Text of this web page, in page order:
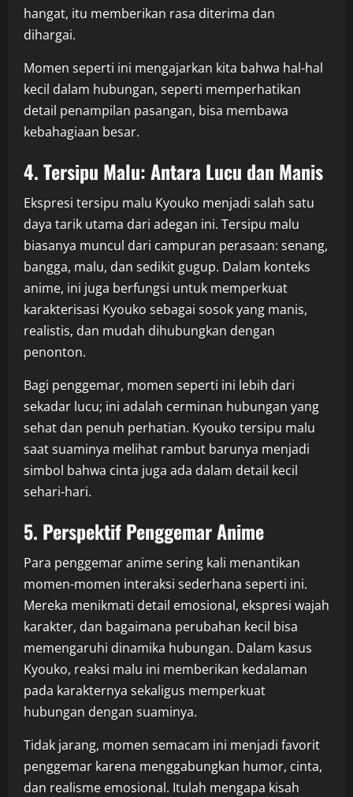
hangat, itu memberikan rasa diterima dan
dihargai.
Momen seperti ini mengajarkan kita bahwa hal-hal
kecil dalam hubungan, seperti memperhatikan
detail penampilan pasangan, bisa membawa
kebahagiaan besar.
4. Tersipu Malu: Antara Lucu dan Manis
Ekspresi tersipu malu Kyouko menjadi salah satu
daya tarik utama dari adegan ini. Tersipu malu
biasanya muncul dari campuran perasaan: senang,
bangga, malu, dan sedikit gugup. Dalam konteks
anime, ini juga berfungsi untuk memperkuat
karakterisasi Kyouko sebagai sosok yang manis,
realistis, dan mudah dihubungkan dengan
penonton.
Bagi penggemar, momen seperti ini lebih dari
sekadar lucu; ini adalah cerminan hubungan yang
sehat dan penuh perhatian. Kyouko tersipu malu
saat suaminya melihat rambut barunya menjadi
simbol bahwa cinta juga ada dalam detail kecil
sehari-hari.
5. Perspektif Penggemar Anime
Para penggemar anime sering kali menantikan
momen-momen interaksi sederhana seperti ini.
Mereka menikmati detail emosional, ekspresi wajah
karakter, dan bagaimana perubahan kecil bisa
memengaruhi dinamika hubungan. Dalam kasus
Kyouko, reaksi malu ini memberikan kedalaman
pada karakternya sekaligus memperkuat
hubungan dengan suaminya.
Tidak jarang, momen semacam ini menjadi favorit
penggemar karena menggabungkan humor, cinta,
dan realisme emosional. Itulah mengapa kisah